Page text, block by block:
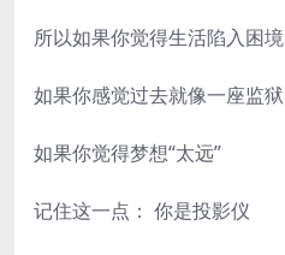
所以如果你觉得生活陷入困境
如果你感觉过去就像一座监狱
如果你觉得梦想“太远”
记住这一点： 你是投影仪